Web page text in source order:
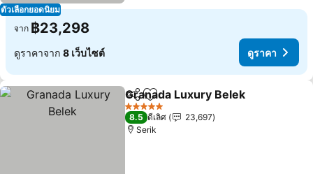
ตัวเลือกยอดนิยม
จาก ฿23,298
ดูราคาจาก 8 เว็บไซต์ ดูราคา
แชร์ เพิ่มในรายการโปรด
Granada Luxury Belek
5 ดาว
8.5 ดีเลิศ
23,697
Serik